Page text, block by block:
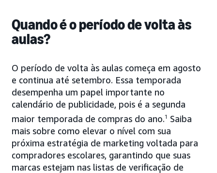
Quando é o período de volta às
aulas?
O período de volta às aulas começa em agosto
e continua até setembro. Essa temporada
desempenha um papel importante no
calendário de publicidade, pois é a segunda
maior temporada de compras do ano.1
Saiba
mais sobre como elevar o nível com sua
próxima estratégia de marketing voltada para
compradores escolares, garantindo que suas
marcas estejam nas listas de verificação de